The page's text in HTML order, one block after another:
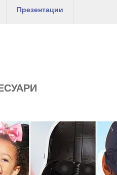
Презентации